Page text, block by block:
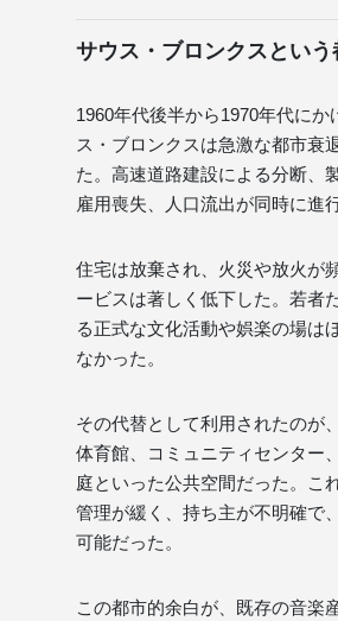
サウス・ブロンクスという
1960年代後半から1970年代にか
ス・ブロンクスは急激な都市衰
た。高速道路建設による分断、
雇用喪失、人口流出が同時に進
住宅は放棄され、火災や放火が
ービスは著しく低下した。若者
る正式な文化活動や娯楽の場は
なかった。
その代替として利用されたのが
体育館、コミュニティセンター
庭といった公共空間だった。こ
管理が緩く、持ち主が不明確で
可能だった。
この都市的余白が、既存の音楽